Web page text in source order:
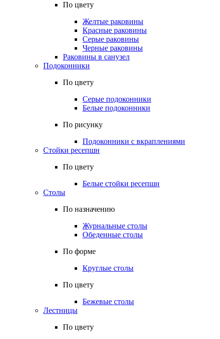
По цвету
Желтые раковины
Красные раковины
Серые раковины
Черные раковины
Раковины в санузел
Подоконники
По цвету
Серые подоконники
Белые подоконники
По рисунку
Подоконники с вкраплениями
Стойки ресепшн
По цвету
Белые стойки ресепшн
Столы
По назначению
Журнальные столы
Обеденные столы
По форме
Круглые столы
По цвету
Бежевые столы
Лестницы
По цвету